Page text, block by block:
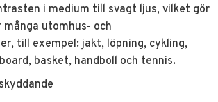
i medium till svagt ljus, vilket gör
utomhus- och
till exempel: jakt, löpning, cykling,
basket, handboll och tennis.